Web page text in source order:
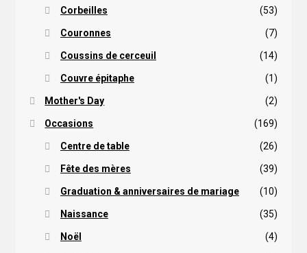
Corbeilles (53)
Couronnes (7)
Coussins de cerceuil (14)
Couvre épitaphe (1)
Mother's Day (2)
Occasions (169)
Centre de table (26)
Fête des mères (39)
Graduation & anniversaires de mariage (10)
Naissance (35)
Noël (4)